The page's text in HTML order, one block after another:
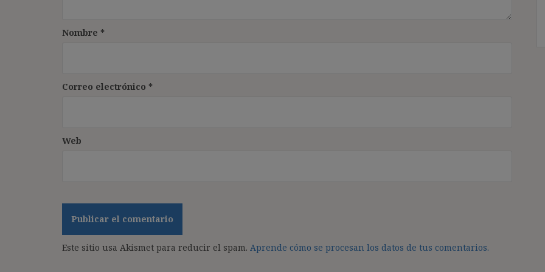
Nombre *
Correo electrónico *
Web
Este sitio usa Akismet para reducir el spam. Aprende cómo se procesan los datos de tus comentarios.